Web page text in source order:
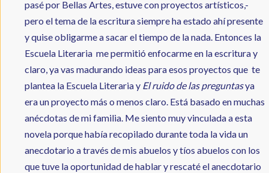
pasé por Bellas Artes, estuve con proyectos artísticos,-
pero el tema de la escritura siempre ha estado ahí presente
y quise obligarme a sacar el tiempo de la nada. Entonces la
Escuela Literaria me permitió enfocarme en la escritura y
claro, ya vas madurando ideas para esos proyectos que te
plantea la Escuela Literaria y El ruido de las preguntasya
era un proyecto más o menos claro. Está basado en muchas
anécdotas de mi familia. Me siento muy vinculada a esta
novela porque había recopilado durante toda la vida un
anecdotario a través de mis abuelos y tíos abuelos con los
que tuve la oportunidad de hablar y rescaté el anecdotario